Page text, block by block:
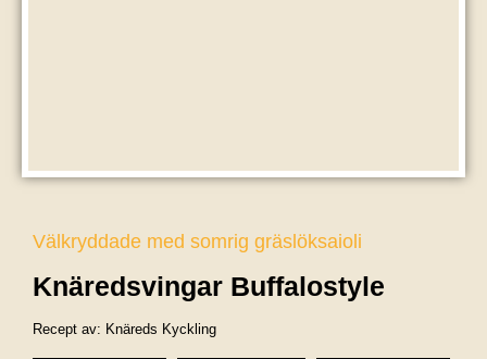
Välkryddade med somrig gräslöksaioli
Knäredsvingar Buffalostyle
Recept av: Knäreds Kyckling